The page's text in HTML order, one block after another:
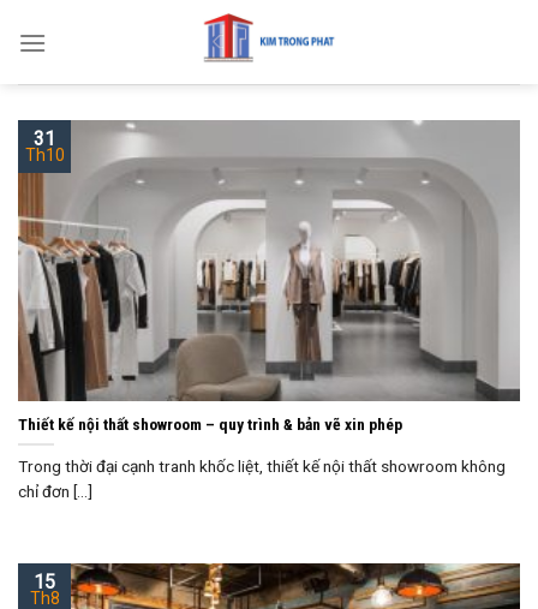
Thiết kế nội thất showroom – quy trình & bản vẽ xin phép
Trong thời đại cạnh tranh khốc liệt, thiết kế nội thất showroom không
chỉ đơn [...]
31
Th10
15
Th8